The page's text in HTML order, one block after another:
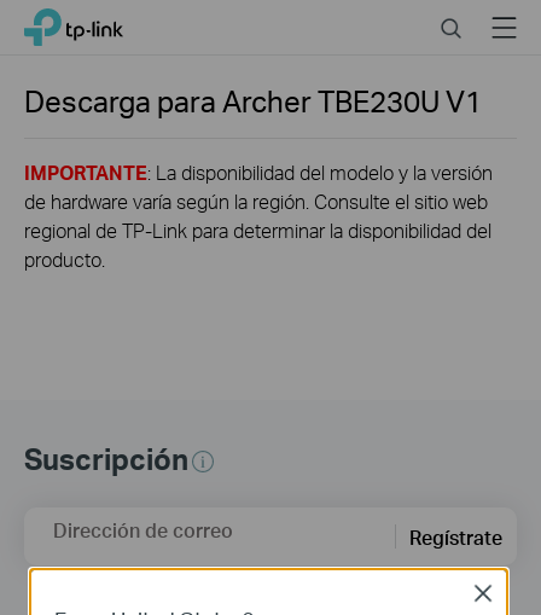
Click
navigation
TP-Link, Reliably Smart SearchMenu
Descarga paraArcher TBE230UV1
IMPORTANTE: La disponibilidad del modelo y la versión
de hardware varía según la región. Consulte el sitio web
regional de TP-Link para determinar la disponibilidad del
producto.
Suscripción
Dirección de correo Regístrate
Close